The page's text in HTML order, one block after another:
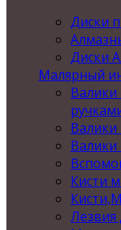
Диски
Диски
Малярный
Валики
Кисти
Лезвия